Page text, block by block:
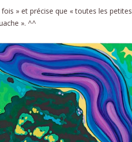
» et précise que « toutes les petites
». ^^